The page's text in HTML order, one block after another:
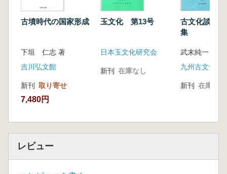
古墳時代の国家形成
下垣 仁志 著
吉川弘文館
新刊 取り寄せ
7,480円
玉文化 第13号
日本玉文化研究会
新刊 在庫なし
古文化談叢
集
武末純一 編
九州古文化研
新刊 在庫なし
レビュー